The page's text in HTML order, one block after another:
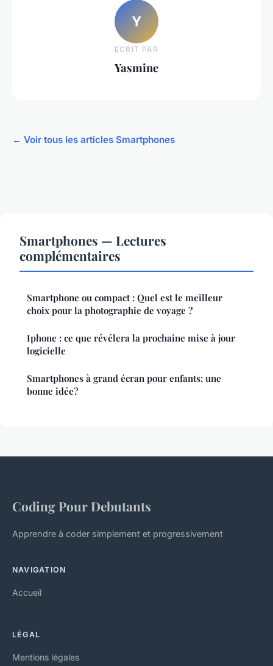
Y
ECRIT PAR
Yasmine
← Voir tous les articles Smartphones
Smartphones — Lectures
complémentaires
Smartphone ou compact : Quel est le meilleur
choix pour la photographie de voyage ?
Iphone : ce que révélera la prochaine mise à jour
logicielle
Smartphones à grand écran pour enfants: une
bonne idée?
Coding Pour Debutants
Apprendre à coder simplement et progressivement
NAVIGATION
Accueil
LÉGAL
Mentions légales